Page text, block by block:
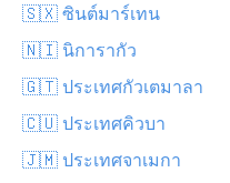
🇸🇽 ซินต์มาร์เทน
🇳🇮 นิการากัว
🇬🇹 ประเทศกัวเตมาลา
🇨🇺 ประเทศคิวบา
🇯🇲 ประเทศจาเมกา